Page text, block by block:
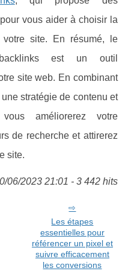
vous aider à choisir la
site. En résumé, le
est un outil
site web. En combinant
stratégie de contenu et
améliorerez votre
de recherche et attirerez
site.
06/2023 21:01 - 3 442 hits
Les étapes
essentielles pour
référencer un pixel et
suivre efficacement
les conversions